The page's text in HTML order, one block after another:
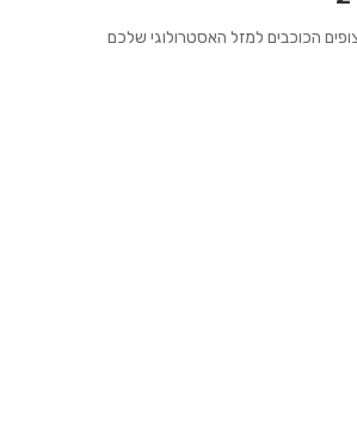
הכוכבים למזל האסטרולוגי שלכם